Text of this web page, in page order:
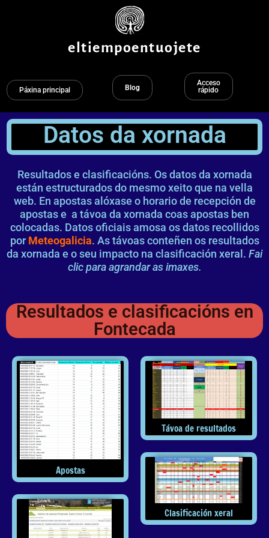
eltiempoentuojete
Páxina principal Blog
Acceso
rápido
Datos da xornada
Resultados e clasificacións. Os datos da xornada
están estructurados do mesmo xeito que na vella
web. En apostas alóxase o horario de recepción de
apostas e a távoa da xornada coas apostas ben
colocadas. Datos oficiais amosa os datos recollidos
por Meteogalicia. As távoas conteñen os resultados
da xornada e o seu impacto na clasificación xeral. Fai
clic para agrandar as imaxes.
Resultados e clasificacións en
Fontecada
Apostas
Távoa de resultados
Clasificación xeral